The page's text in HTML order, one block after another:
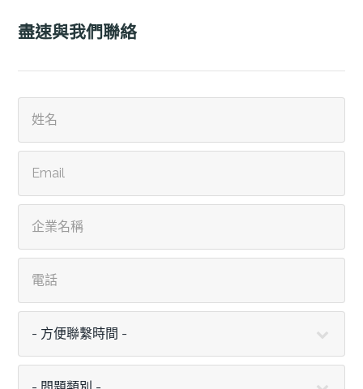
盡速與我們聯絡